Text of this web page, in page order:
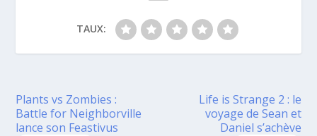
TAUX:
Plants vs Zombies :
Battle for Neighborville
lance son Feastivus
Life is Strange 2 : le
voyage de Sean et
Daniel s’achève